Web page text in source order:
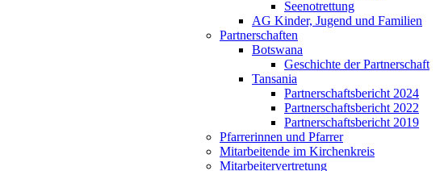
Seenotrettung
AG Kinder, Jugend und Familien
Partnerschaften
Botswana
Geschichte der Partnerschaft
Tansania
Partnerschaftsbericht 2024
Partnerschaftsbericht 2022
Partnerschaftsbericht 2019
Pfarrerinnen und Pfarrer
Mitarbeitende im Kirchenkreis
Mitarbeitervertretung